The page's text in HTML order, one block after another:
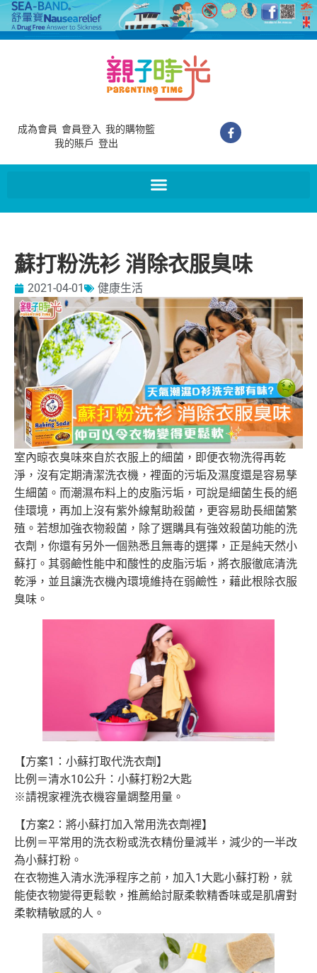
成為會員 會員登入 我的購物籃
我的賬戶 登出
蘇打粉洗衫 消除衣服臭味
2021-04-01 健康生活
室內晾衣臭味來自於衣服上的細菌，即便衣物洗得再乾
淨，沒有定期清潔洗衣機，裡面的污垢及濕度還是容易孳
生細菌。而潮濕布料上的皮脂污垢，可說是細菌生長的絕
佳環境，再加上沒有紫外線幫助殺菌，更容易助長細菌繁
殖。若想加強衣物殺菌，除了選購具有強效殺菌功能的洗
衣劑，你還有另外一個熟悉且無毒的選擇，正是純天然小
蘇打。其弱鹼性能中和酸性的皮脂污垢，將衣服徹底清洗
乾淨，並且讓洗衣機內環境維持在弱鹼性，藉此根除衣服
臭味。
【方案1：小蘇打取代洗衣劑】
比例＝清水10公升：小蘇打粉2大匙
※請視家裡洗衣機容量調整用量。
【方案2：將小蘇打加入常用洗衣劑裡】
比例＝平常用的洗衣粉或洗衣精份量減半，減少的一半改
為小蘇打粉。
在衣物進入清水洗淨程序之前，加入1大匙小蘇打粉，就
能使衣物變得更鬆軟，推薦給討厭柔軟精香味或是肌膚對
柔軟精敏感的人。